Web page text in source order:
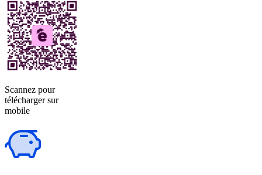
Scannez pour
télécharger sur
mobile